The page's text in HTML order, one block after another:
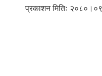
प्रकाशन मितिः